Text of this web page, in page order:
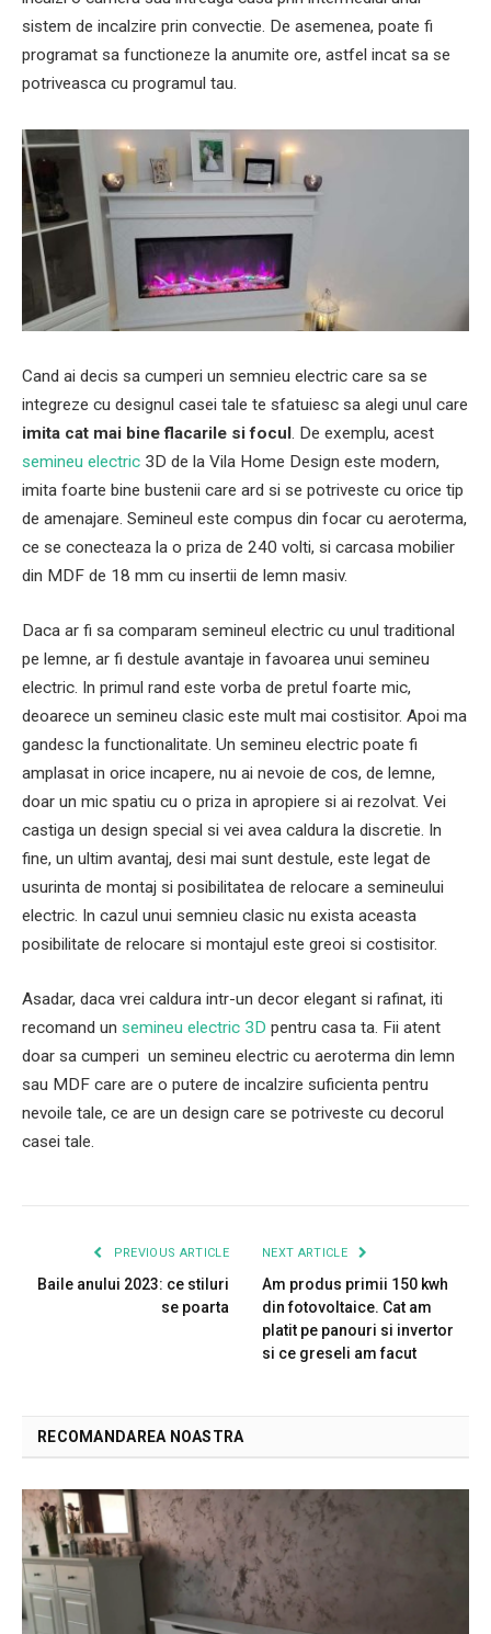
sistem de incalzire prin convectie. De asemenea, poate fi
programat sa functioneze la anumite ore, astfel incat sa se
potriveasca cu programul tau.
Cand ai decis sa cumperi un semnieu electric care sa se
integreze cu designul casei tale te sfatuiesc sa alegi unul care
imita cat mai bine flacarile si focul . De exemplu, acest
semineu electric 3D de la Vila Home Design este modern,
imita foarte bine bustenii care ard si se potriveste cu orice tip
de amenajare. Semineul este compus din focar cu aeroterma,
ce se conecteaza la o priza de 240 volti, si carcasa mobilier
din MDF de 18 mm cu insertii de lemn masiv.
Daca ar fi sa comparam semineul electric cu unul traditional
pe lemne, ar fi destule avantaje in favoarea unui semineu
electric. In primul rand este vorba de pretul foarte mic,
deoarece un semineu clasic este mult mai costisitor. Apoi ma
gandesc la functionalitate. Un semineu electric poate fi
amplasat in orice incapere, nu ai nevoie de cos, de lemne,
doar un mic spatiu cu o priza in apropiere si ai rezolvat. Vei
castiga un design special si vei avea caldura la discretie. In
fine, un ultim avantaj, desi mai sunt destule, este legat de
usurinta de montaj si posibilitatea de relocare a semineului
electric. In cazul unui semnieu clasic nu exista aceasta
posibilitate de relocare si montajul este greoi si costisitor.
Asadar, daca vrei caldura intr-un decor elegant si rafinat, iti
recomand un semineu electric 3D pentru casa ta. Fii atent
doar sa cumperi un semineu electric cu aeroterma din lemn
sau MDF care are o putere de incalzire suficienta pentru
nevoile tale, ce are un design care se potriveste cu decorul
casei tale.
PREVIOUS ARTICLE
Baile anului 2023: ce stiluri
se poarta
NEXT ARTICLE
Am produs primii 150 kwh
din fotovoltaice. Cat am
platit pe panouri si invertor
si ce greseli am facut
RECOMANDAREA NOASTRA